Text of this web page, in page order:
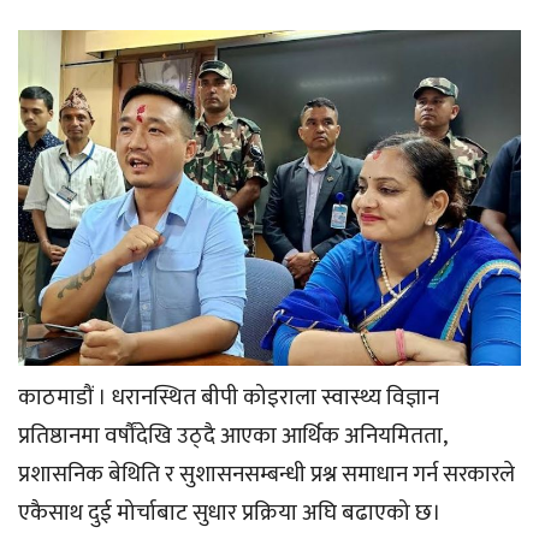
काठमाडौं । धरानस्थित बीपी कोइराला स्वास्थ्य विज्ञान
प्रतिष्ठानमा वर्षौंदेखि उठ्दै आएका आर्थिक अनियमितता,
प्रशासनिक बेथिति र सुशासनसम्बन्धी प्रश्न समाधान गर्न सरकारले
एकैसाथ दुई मोर्चाबाट सुधार प्रक्रिया अघि बढाएको छ।